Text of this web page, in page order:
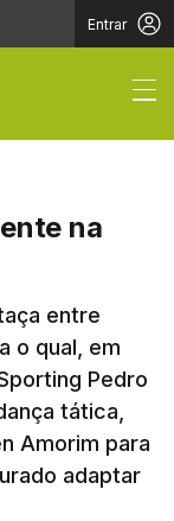
Entrar
na
entre
o qual, em
Pedro
tática,
Amorim para
adaptar